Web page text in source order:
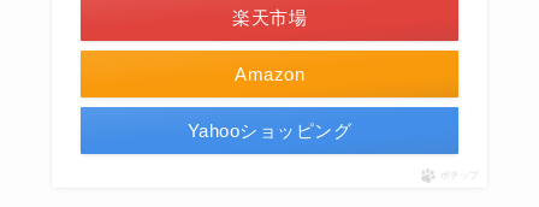
Amazon
楽天市場
Yahooショッピング
ポチップ